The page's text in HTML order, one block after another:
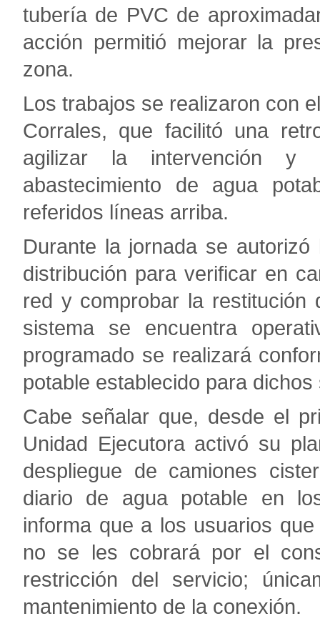
tubería de PVC de
acción permitió mejorar la
zona.
Los trabajos se realizaron con
Corrales, que facilitó una
agilizar la intervención y
abastecimiento de agua
referidos líneas arriba.
Durante la jornada se
distribución para verificar en
red y comprobar la restitución
sistema se encuentra
programado se realizará
potable establecido para
Cabe señalar que, desde el
Unidad Ejecutora activó su
despliegue de camiones
diario de agua potable en
informa que a los usuarios
no se les cobrará por el
restricción del servicio;
mantenimiento de la conexión.